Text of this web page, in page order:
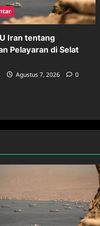
Iran tentang
Pelayaran di Selat
Agustus 7, 2026 0